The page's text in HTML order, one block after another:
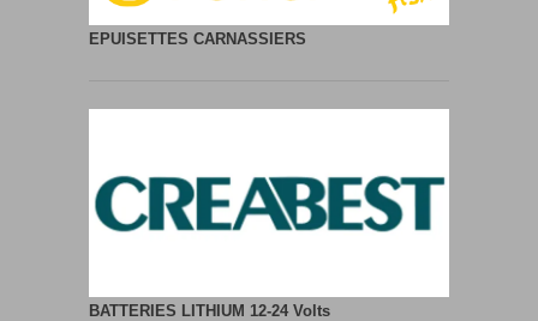
EPUISETTES CARNASSIERS
BATTERIES LITHIUM 12-24 Volts